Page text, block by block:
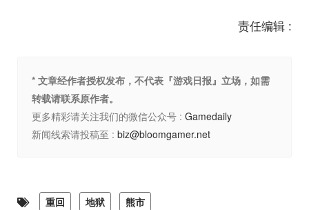
责任编辑 :
* 文章经作者授权发布，不代表『游戏日报』立场，如需
转载请联系原作者。
更多精彩请关注我们的微信公众号 : Gamedaily
新闻线索请投稿至 : biz@bloomgamer.net
重回 地狱 熊市